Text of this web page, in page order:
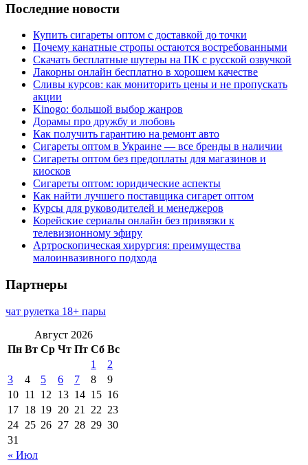
Последние новости
Купить сигареты оптом с доставкой до точки
Почему канатные стропы остаются востребованными
Скачать бесплатные шутеры на ПК с русской озвучкой
Лакорны онлайн бесплатно в хорошем качестве
Сливы курсов: как мониторить цены и не пропускать
акции
Kinogo: большой выбор жанров
Дорамы про дружбу и любовь
Как получить гарантию на ремонт авто
Сигареты оптом в Украине — все бренды в наличии
Сигареты оптом без предоплаты для магазинов и
киосков
Сигареты оптом: юридические аспекты
Как найти лучшего поставщика сигарет оптом
Курсы для руководителей и менеджеров
Корейские сериалы онлайн без привязки к
телевизионному эфиру
Артроскопическая хирургия: преимущества
малоинвазивного подхода
Партнеры
чат рулетка 18+ пары
Август 2026
Пн Вт Ср Чт Пт Сб Вс
« Июл
1
2
3
4 5 6 7 8
9
10 11 12 13 14 15 16
17 18 19 20 21 22 23
24 25 26 27 28 29 30
31